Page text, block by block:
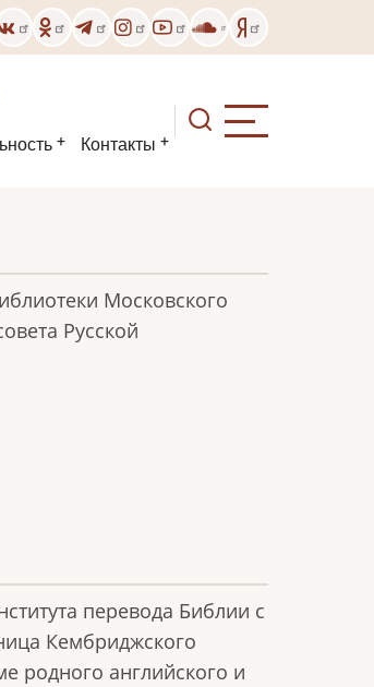
Контакты
Московского
Русской
перевода Библии с
Кембриджского
родного английского и